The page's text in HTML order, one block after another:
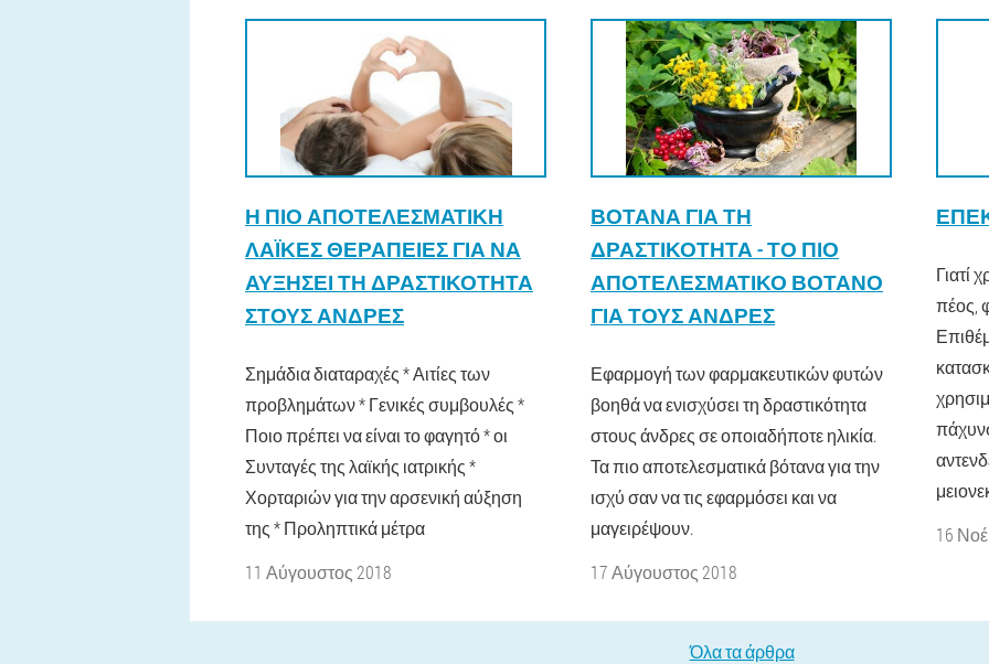
Η ΠΙΟ ΑΠΟΤΕΛΕΣΜΑΤΙΚΉ
ΛΑΪΚΈΣ ΘΕΡΑΠΕΊΕΣ ΓΙΑ ΝΑ
ΑΥΞΉΣΕΙ ΤΗ ΔΡΑΣΤΙΚΌΤΗΤΑ
ΣΤΟΥΣ ΆΝΔΡΕΣ
Σημάδια διαταραχές * Αιτίες των
προβλημάτων * Γενικές συμβουλές *
Ποιο πρέπει να είναι το φαγητό * οι
Συνταγές της λαϊκής ιατρικής *
Χορταριών για την αρσενική αύξηση
της * Προληπτικά μέτρα
11 Αύγουστος 2018
ΒΌΤΑΝΑ ΓΙΑ ΤΗ
ΔΡΑΣΤΙΚΌΤΗΤΑ - ΤΟ ΠΙΟ
ΑΠΟΤΕΛΕΣΜΑΤΙΚΌ ΒΌΤΑΝΟ
ΓΙΑ ΤΟΥΣ ΆΝΔΡΕΣ
Εφαρμογή των φαρμακευτικών φυτών
βοηθά να ενισχύσει τη δραστικότητα
στους άνδρες σε οποιαδήποτε ηλικία.
Τα πιο αποτελεσματικά βότανα για την
ισχύ σαν να τις εφαρμόσει και να
μαγειρέψουν.
17 Αύγουστος 2018
Γιατί
πέος,
16
Όλα τα άρθρα